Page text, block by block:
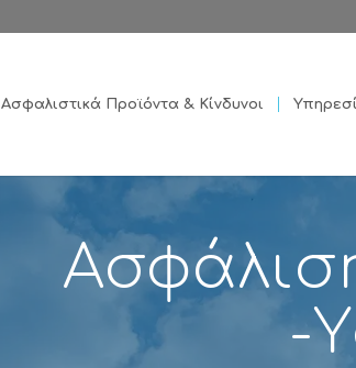
Ασφαλιστικά Προϊόντα & Κίνδυνοι
-